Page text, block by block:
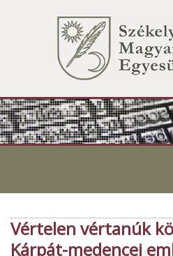
Vértelen vértanúk
Kárpát-medencei